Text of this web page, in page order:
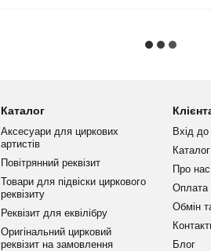
Каталог
Аксесуари для циркових
артистів
Повітрянний реквізит
Товари для підвіски циркового
реквізиту
Реквізит для еквілібру
Оригінальний цирковий
реквізит на замовлення
Вхід до
Каталог
Про нас
Оплата
Обмін
Блог